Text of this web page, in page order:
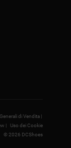
di Vendita |
|
Uso dei Cookie
© 2026 DCShoes